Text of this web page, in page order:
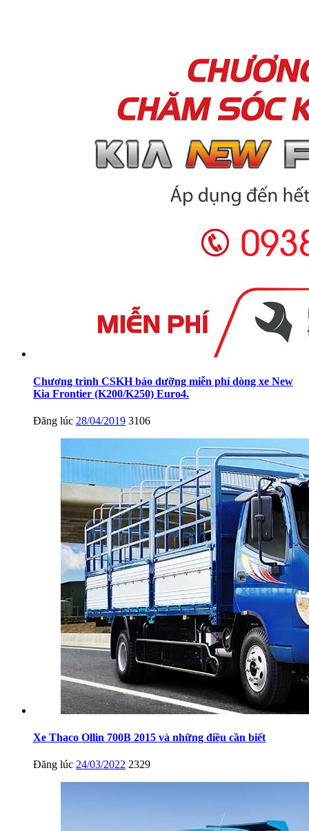
Chương trình CSKH bảo dưỡng miễn phí dòng xe New
Kia Frontier (K200/K250) Euro4.
Đăng lúc 28/04/2019 3106
Xe Thaco Ollin 700B 2015 và những điều cần biết
Đăng lúc 24/03/2022 2329